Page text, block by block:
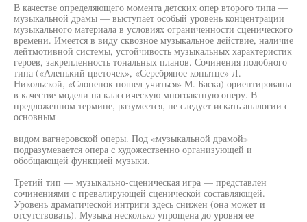
В качестве определяющего момента детских опер второго типа —
музыкальной драмы — выступает особый уровень концентрации
музыкального материала в условиях ограниченности сценического
времени. Имеется в виду сквозное музыкальное действие, наличие
лейтмотивной системы, устойчивость музыкальных характеристик
героев, закрепленность тональных планов. Сочинения подобного
типа («Аленький цветочек», «Серебряное копытце» Л.
Никольской, «Слоненок пошел учиться» М. Баска) ориентированы
в качестве модели на классическую многоактную оперу. В
предложенном термине, разумеется, не следует искать аналогии с
основным
видом вагнеровской оперы. Под «музыкальной драмой»
подразумевается опера с художественно организующей и
обобщающей функцией музыки.
Третий тип — музыкально-сценическая игра — представлен
сочинениями с превалирующей сценической составляющей.
Уровень драматической интриги здесь снижен (она может и
отсутствовать). Музыка несколько упрощена до уровня ее